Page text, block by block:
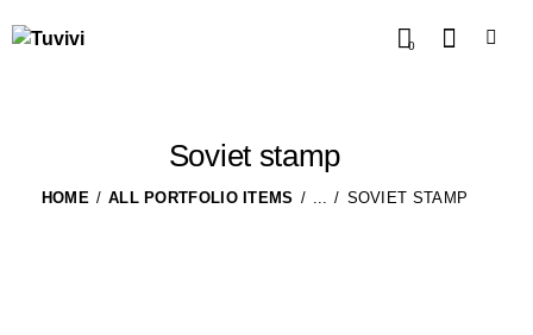
0
Soviet stamp
HOME ALL PORTFOLIO ITEMS ... SOVIET STAMP